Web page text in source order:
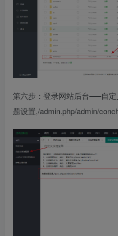
第六步：登录网站后台—–自
题设置,/admin.php/admin/